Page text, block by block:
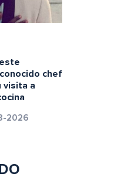
chef
visita a
2026